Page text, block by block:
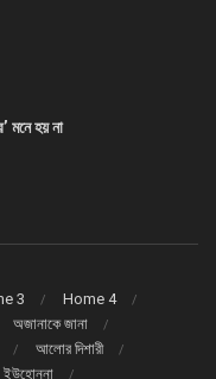
মনে হয় না
3
Home 4
অজানাকে জানা
আলোর দিশারী
ইউহোন্না